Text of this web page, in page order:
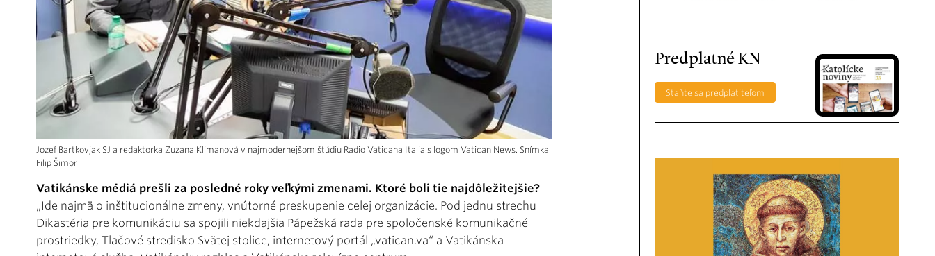
Jozef Bartkovjak SJ a redaktorka Zuzana Klimanová v najmodernejšom štúdiu Radio Vaticana Italia s logom Vatican News. Snímka:
Filip Šimor
Vatikánske médiá prešli za posledné roky veľkými zmenami. Ktoré boli tie najdôležitejšie?
„Ide najmä o inštitucionálne zmeny, vnútorné preskupenie celej organizácie. Pod jednu strechu
Dikastéria pre komunikáciu sa spojili niekdajšia Pápežská rada pre spoločenské komunikačné
prostriedky, Tlačové stredisko Svätej stolice, internetový portál „vatican.va“ a Vatikánska
Predplatné KN
Staňte sa predplatiteľom